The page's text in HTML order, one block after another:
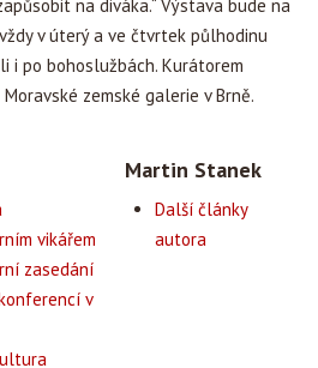
na diváka.“ Výstava bude na
v úterý a ve čtvrtek půlhodinu
i po bohoslužbách. Kurátorem
zemské galerie v Brně.
vikářem
zasedání
v
Martin Stanek
Další články
autora